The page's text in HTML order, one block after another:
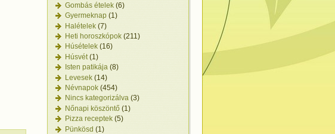
Gombás ételek (6)
Gyermeknap (1)
Halételek (7)
Heti horoszkópok (211)
Húsételek (16)
Húsvét(1)
Isten patikája (8)
Levesek (14)
Névnapok (454)
Nincs kategorizálva (3)
Nőnapi köszöntő (1)
Pizza receptek (5)
Pünkösd (1)